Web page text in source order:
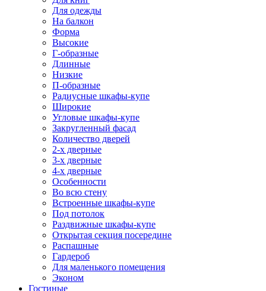
Для одежды
На балкон
Форма
Высокие
Г-образные
Длинные
Низкие
П-образные
Радиусные шкафы-купе
Широкие
Угловые шкафы-купе
Закругленный фасад
Количество дверей
2-х дверные
3-х дверные
4-х дверные
Особенности
Во всю стену
Встроенные шкафы-купе
Под потолок
Раздвижные шкафы-купе
Открытая секция посередине
Распашные
Гардероб
Для маленького помещения
Эконом
Гостиные